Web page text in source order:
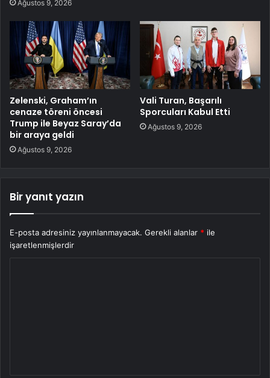
Ağustos 9, 2026
Zelenski, Graham’ın
cenaze töreni öncesi
Trump ile Beyaz Saray’da
bir araya geldi
Ağustos 9, 2026
Vali Turan, Başarılı
Sporcuları Kabul Etti
Ağustos 9, 2026
Bir yanıt yazın
E-posta adresiniz yayınlanmayacak. Gerekli alanlar * ile
işaretlenmişlerdir